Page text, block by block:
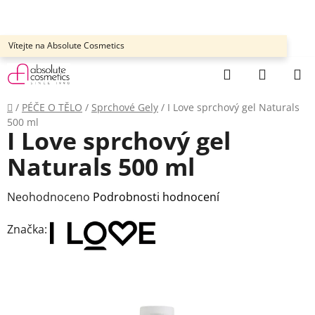
obsah
Vítejte na Absolute Cosmetics
Hledat
Domů
/ PÉČE O TĚLO / Sprchové Gely / I Love sprchový gel Naturals
500 ml
I Love sprchový gel
Naturals 500 ml
Průměrné
produktu
Neohodnoceno Podrobnosti hodnocení
Značka: